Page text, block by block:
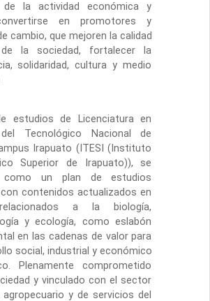
la actividad económica y
en promotores y
cambio, que mejoren la calidad
la sociedad, fortalecer la
solidaridad, cultura y medio
estudios de Licenciatura en
Tecnológico Nacional de
Irapuato (ITESI (Instituto
Superior de Irapuato)), se
como un plan de estudios
contenidos actualizados en
a la biología,
y ecología, como eslabón
en las cadenas de valor para
social, industrial y económico
Plenamente comprometido
y vinculado con el sector
agropecuario y de servicios del